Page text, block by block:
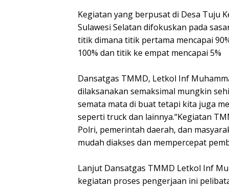
Kegiatan yang berpusat di Desa Tuju
Sulawesi Selatan difokuskan pada
titik dimana titik pertama mencapai
100% dan titik ke empat mencapai 5%
Dansatgas TMMD, Letkol Inf
dilaksanakan semaksimal mungkin
semata mata di buat tetapi kita juga
seperti truck dan lainnya.“Kegiatan
Polri, pemerintah daerah, dan
mudah diakses dan mempercepat
Lanjut Dansatgas TMMD Letkol Inf
kegiatan proses pengerjaan ini